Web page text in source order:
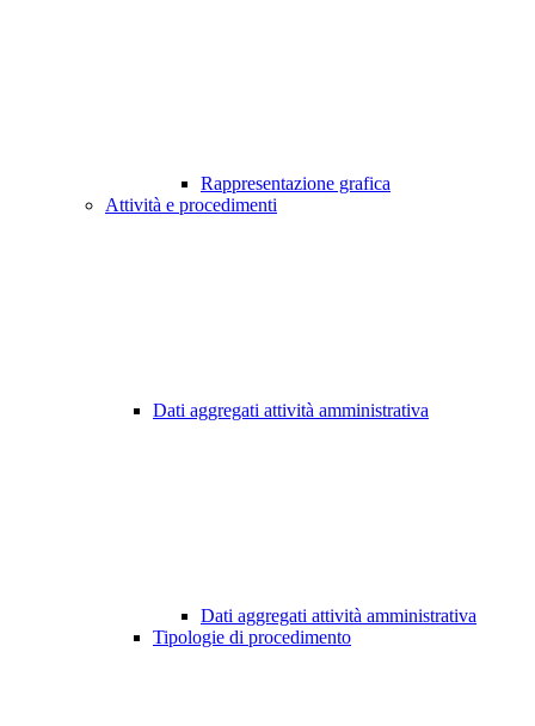
Rappresentazione grafica
Attività e procedimenti
Dati aggregati attività amministrativa
Dati aggregati attività amministrativa
Tipologie di procedimento